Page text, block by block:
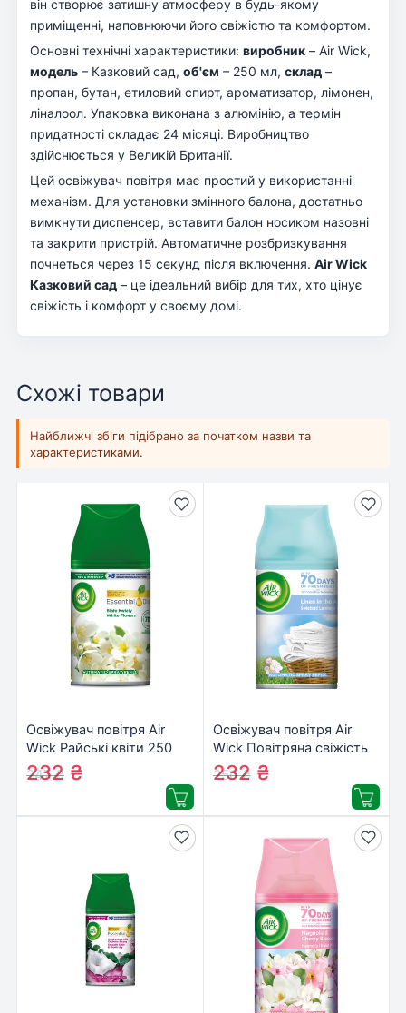
він створює затишну атмосферу в будь-якому
приміщенні, наповнюючи його свіжістю та комфортом.
Основні технічні характеристики: виробник – Air Wick,
модель – Казковий сад, об'єм – 250 мл, склад –
пропан, бутан, етиловий спирт, ароматизатор, лімонен,
ліналоол. Упаковка виконана з алюмінію, а термін
придатності складає 24 місяці. Виробництво
здійснюється у Великій Британії.
Цей освіжувач повітря має простий у використанні
механізм. Для установки змінного балона, достатньо
вимкнути диспенсер, вставити балон носиком назовні
та закрити пристрій. Автоматичне розбризкування
почнеться через 15 секунд після включення. Air Wick
Казковий сад – це ідеальний вибір для тих, хто цінує
свіжість і комфорт у своєму домі.
Схожі товари
Найближчі збіги підібрано за початком назви та
характеристиками.
Освіжувач повітря Air
Wick Райські квіти 250
мл
(3059943009042/4820232970928)
247₴
232 ₴
Освіжувач повітря Air
Wick Повітряна свіжість
250 мл
(5900627066128/
250₴
232 ₴